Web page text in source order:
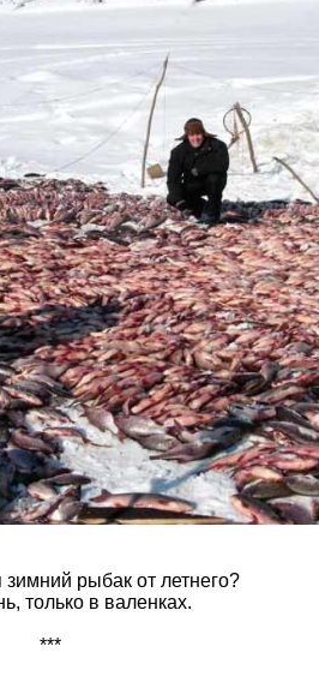
зимний рыбак от летнего?
только в валенках.
***